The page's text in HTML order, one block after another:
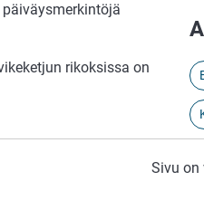
rikoksissa on
Sivu on